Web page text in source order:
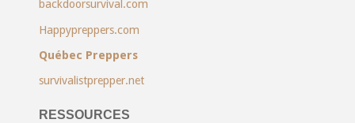
backdoorsurvival.com
Happypreppers.com
Québec Preppers
survivalistprepper.net
RESSOURCES